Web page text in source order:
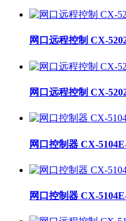
网口远程控制 CX-
网口远程控制 CX-
网口控制器 CX-
网口控制器 CX-